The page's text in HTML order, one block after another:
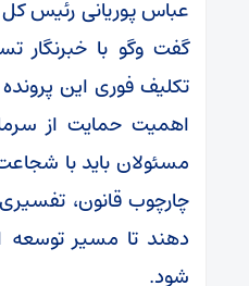
عباس پوریانی رئیس
گفت وگو با خبرنگار
تکلیف فوری این پرونده
اهمیت حمایت از
مسئولان باید با
چارچوب قانون،
دهند تا مسیر توسعه
شود.